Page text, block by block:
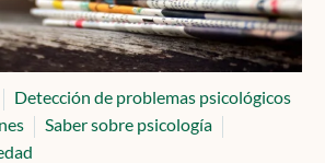
Detección de problemas psicológicos
Saber sobre psicología